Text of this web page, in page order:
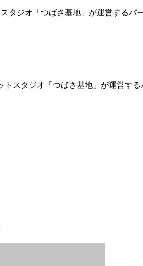
タジオ「つばさ基地」が運営するパ
トスタジオ「つばさ基地」が運営す